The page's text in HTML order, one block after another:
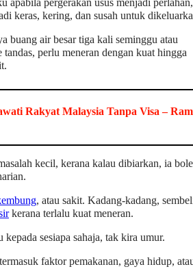
apabila pergerakan usus menjadi perlahan,
keras, kering, dan susah untuk
buang air besar tiga kali seminggu atau
perlu meneran dengan kuat hingga
Rakyat Malaysia Tanpa Visa –
kecil, kerana kalau dibiarkan, ia
, atau sakit. Kadang-kadang,
kerana terlalu kuat meneran.
sesiapa sahaja, tak kira umur.
faktor pemakanan, gaya hidup,